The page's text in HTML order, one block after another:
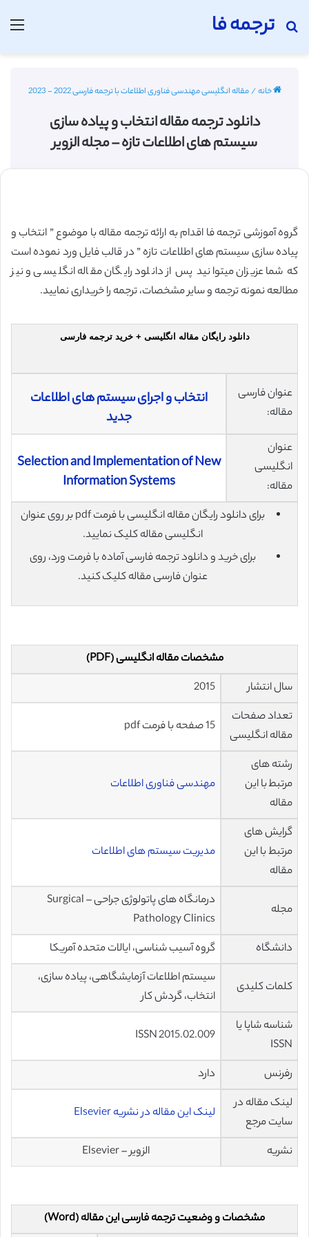
ترجمه فا
جستجو برای
خانه/مقاله انگلیسی مهندسی فناوری اطلاعات با ترجمه فارسی 2022 - 2023
دانلود ترجمه مقاله انتخاب و پیاده سازی
سیستم های اطلاعات تازه – مجله الزویر
گروه آموزشی ترجمه فا اقدام به ارائه ترجمه مقاله با موضوع ” انتخاب و
پیاده سازی سیستم های اطلاعات تازه ” در قالب فایل ورد نموده است
که شما عزیزان میتوانید پس از دانلود رایگان مقاله انگلیسی و نیز
مطالعه نمونه ترجمه و سایر مشخصات، ترجمه را خریداری نمایید.
دانلود رایگان مقاله انگلیسی + خرید ترجمه فارسی
عنوان فارسی
مقاله:
انتخاب و اجرای سیستم های اطلاعات
جدید
عنوان
انگلیسی
مقاله:
Selection and Implementation of New
Information Systems
برای دانلود رایگان مقاله انگلیسی با فرمت pdf بر روی عنوان
انگلیسی مقاله کلیک نمایید.
برای خرید و دانلود ترجمه فارسی آماده با فرمت ورد، روی
عنوان فارسی مقاله کلیک کنید.
مشخصات مقاله انگلیسی (PDF)
سال انتشار
2015
تعداد صفحات
مقاله انگلیسی
15 صفحه با فرمت pdf
رشته های
مرتبط با این
مقاله
مهندسی فناوری اطلاعات
گرایش های
مرتبط با این
مقاله
مدیریت سیستم های اطلاعات
مجله
درمانگاه های پاتولوژی جراحی – Surgical
Pathology Clinics
دانشگاه
گروه آسیب شناسی، ایالات متحده آمریکا
کلمات کلیدی
سیستم اطلاعات آزمایشگاهی، پیاده سازی،
انتخاب، گردش کار
شناسه شاپا یا
ISSN
ISSN 2015.02.009
رفرنس
دارد
لینک مقاله در
سایت مرجع
لینک این مقاله در نشریه Elsevier
نشریه الزویر – Elsevier
مشخصات و وضعیت ترجمه فارسی این مقاله (Word)